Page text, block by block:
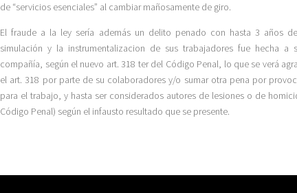
de “servicios esenciales” al cambiar mañosamente de giro.
El fraude a la ley sería además un delito penado con hasta 3 años
simulación y la instrumentalizacion de sus trabajadores fue hecha
compañía, según el nuevo art. 318 ter del Código Penal, lo que se verá
el art. 318 por parte de su colaboradores y/o sumar otra pena por
para el trabajo, y hasta ser considerados autores de lesiones o de
Código Penal) según el infausto resultado que se presente.